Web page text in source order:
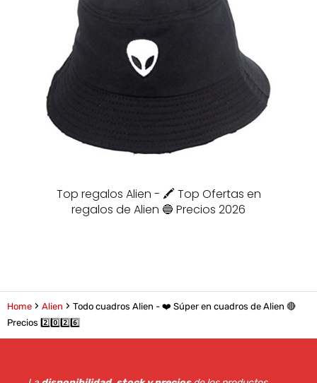
Top regalos Alien - 🖍️ Top Ofertas en
regalos de Alien 🔵 Precios 2026
Home Alien
Todo cuadros Alien - ❤️ Súper en cuadros de Alien 🔴
Precios 2️⃣0️⃣2️⃣6️⃣